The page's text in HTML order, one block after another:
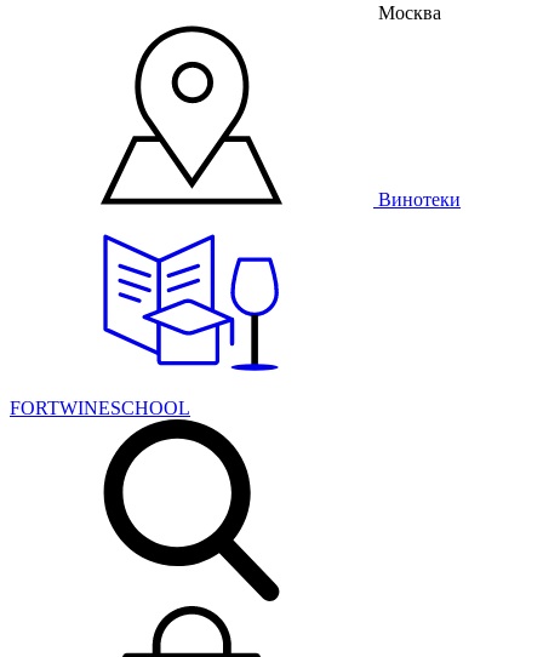
Москва
Винотеки
FORTWINESCHOOL